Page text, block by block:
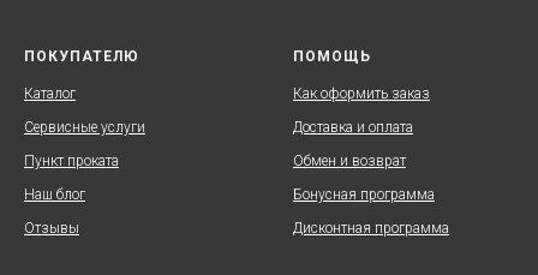
ПОКУПАТЕЛЮ
Каталог
Сервисные услуги
Пункт проката
Наш блог
Отзывы
ПОМОЩЬ
Как оформить заказ
Доставка и оплата
Обмен и возврат
Бонусная программа
Дисконтная программа